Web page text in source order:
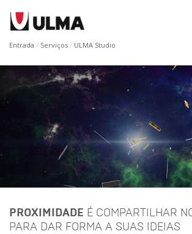
Entrada Serviços ULMA Studio
BIM BANG!
Todo nosso universo BIM
ao seu alcance. Baixe de
maneira gratuita nosso add-
in ULMA Studio para Revit®
e desenvolva seus projetos
utilizando as famílias ULMA.
PROXIMIDADE É COMPARTILHAR
PARA DAR FORMA A SUAS IDEIAS